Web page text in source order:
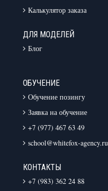
Калькулятор заказа
ДЛЯ МОДЕЛЕЙ
Блог
ОБУЧЕНИЕ
Обучение позингу
Заявка на обучение
+7 (977) 467 63 49
school@whitefox-agency.ru
КОНТАКТЫ
+7 (983) 362 24 88